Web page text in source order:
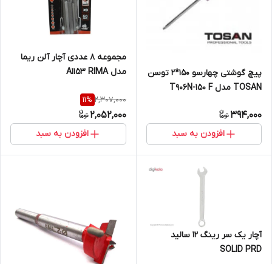
پیچ گوشتی چهارسو 150*2 توسن
TOSAN مدل T906N-150 F
394,000
افزودن به سبد
مجموعه 8 عددی آچار آلن ریما
مدل A1153 RIMA
2,307,000
11%
2,052,000
افزودن به سبد
آچار یک سر رینگ 12 سالید
SOLID PRD